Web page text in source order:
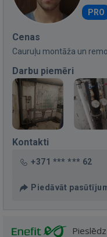
PRO
Cenas
Cauruļu montāža un
Darbu piemēri
Kontakti
+371 *** *** 62
Piedāvāt